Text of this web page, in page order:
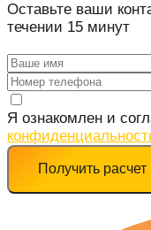
Оставьте ваши
течении 15 минут
Я ознакомлен и
Получить расчет